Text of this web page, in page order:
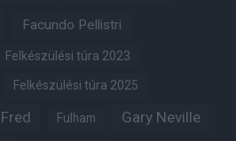
Facundo Pellistri
Felkészülési túra 2023
Felkészülési túra 2025
Fred Fulham Gary Neville